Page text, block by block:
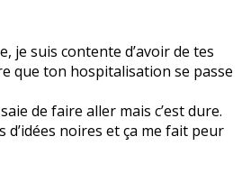
je suis contente d’avoir de tes
que ton hospitalisation se passe
de faire aller mais c’est dure.
d’idées noires et ça me fait peur